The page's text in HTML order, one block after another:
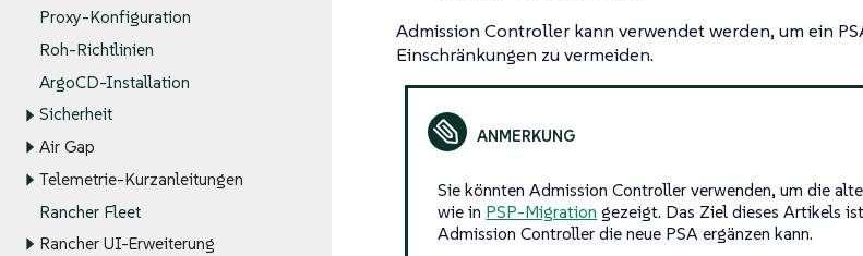
Proxy-Konfiguration
Roh-Richtlinien
ArgoCD-Installation
Sicherheit
Air Gap
Telemetrie-Kurzanleitungen
Rancher Fleet
Rancher UI-Erweiterung
Admission Controller kann verwendet werden, um ein
Einschränkungen zu vermeiden.
Sie könnten Admission Controller verwenden, um die
wie in PSP-Migration gezeigt. Das Ziel dieses Artikels
Admission Controller die neue PSA ergänzen kann.